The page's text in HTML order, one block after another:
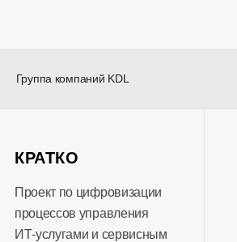
Группа компаний KDL
КРАТКО
Проект по цифровизации
процессов управления
ИТ-услугами и сервисным